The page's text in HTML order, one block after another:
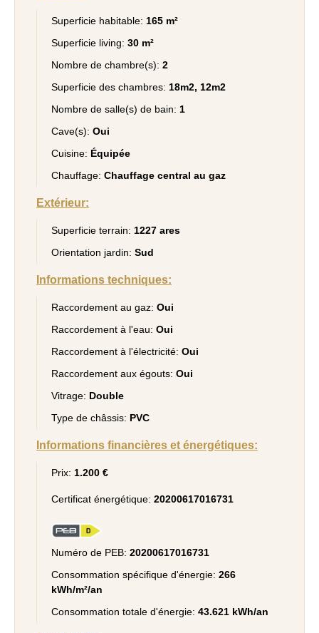
Superficie habitable: 165 m²
Superficie living: 30 m²
Nombre de chambre(s): 2
Superficie des chambres: 18m2, 12m2
Nombre de salle(s) de bain: 1
Cave(s): Oui
Cuisine: Équipée
Chauffage: Chauffage central au gaz
Extérieur:
Superficie terrain: 1227 ares
Orientation jardin: Sud
Informations techniques:
Raccordement au gaz: Oui
Raccordement à l'eau: Oui
Raccordement à l'électricité: Oui
Raccordement aux égouts: Oui
Vitrage: Double
Type de châssis: PVC
Informations financières et énergétiques:
Prix: 1.200 €
Certificat énergétique: 20200617016731
Numéro de PEB: 20200617016731
Consommation spécifique d'énergie: 266
kWh/m²/an
Consommation totale d'énergie: 43.621 kWh/an